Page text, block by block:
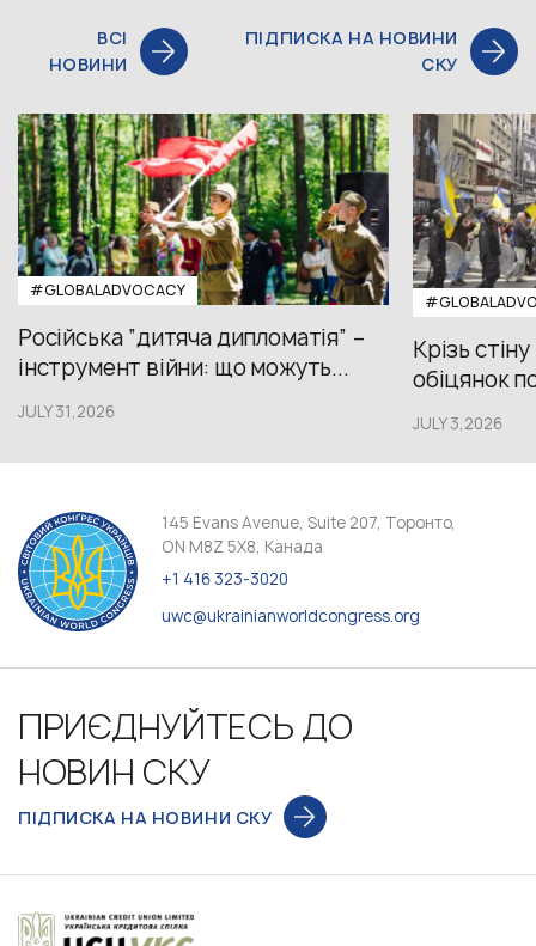
ВСІ
НОВИНИ
ПІДПИСКА НА НОВИНИ
СКУ
#GLOBALADVOCACY
Російська “дитяча дипломатія” –
інструмент війни: що можуть...
JULY 31,2026
Крізь
обіцянок
JULY 3,2026
145 Evans Avenue, Suite 207, Торонто,
ON M8Z 5X8, Канада
+1 416 323-3020
uwc@ukrainianworldcongress.org
ПРИЄДНУЙТЕСЬ ДО
НОВИН СКУ
ПІДПИСКА НА НОВИНИ СКУ